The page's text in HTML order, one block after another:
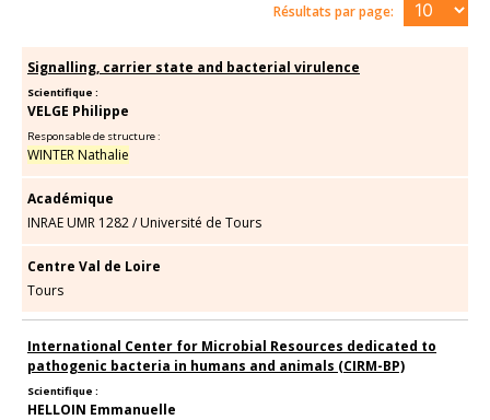
Résultats par page:
Signalling, carrier state and bacterial virulence
Scientifique :
VELGE Philippe
Responsable de structure :
WINTER Nathalie
Académique
INRAE UMR 1282/Université de Tours
Centre Val de Loire
Tours
International Center for Microbial Resources dedicated to
pathogenic bacteria in humans and animals (CIRM-BP)
Scientifique :
HELLOIN Emmanuelle